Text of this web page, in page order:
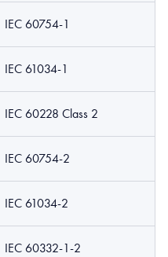
IEC 60754-1
IEC 61034-1
IEC 60228 Class 2
IEC 60754-2
IEC 61034-2
IEC 60332-1-2